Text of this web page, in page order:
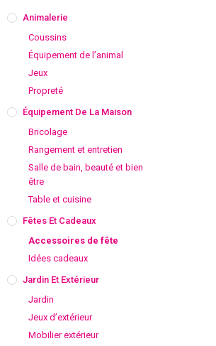
Animalerie
Coussins
Équipement de l’animal
Jeux
Propreté
Équipement De La Maison
Bricolage
Rangement et entretien
Salle de bain, beauté et bien
être
Table et cuisine
Fêtes Et Cadeaux
Accessoires de fête
Idées cadeaux
Jardin Et Extérieur
Jardin
Jeux d’extérieur
Mobilier extérieur